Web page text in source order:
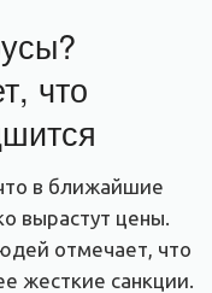
что
в ближайшие
вырастут цены.
отмечает, что
жесткие санкции.